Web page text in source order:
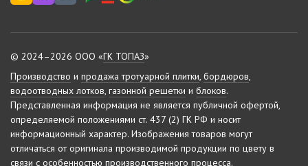
© 2024–2026 ООО «ГК ТОПАЗ»
Производство и продажа тротуарной плитки, бордюров,
водоотводных лотков, газонной решетки и блоков.
Представленная информация не является публичной офертой,
определяемой положениями ст. 437 (2) ГК РФ и носит
информационный характер. Изображения товаров могут
отличаться от оригинала производимой продукции по цвету в
связи с особенностью производственного процесса.